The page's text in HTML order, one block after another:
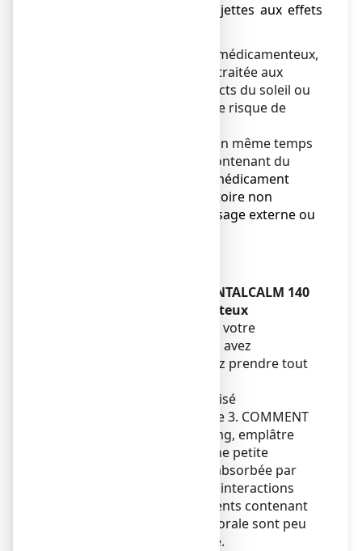
elles sont davantage sujettes aux effets
Après retrait de l'emplâtre médicamenteux,
évitez d'exposer la surface traitée aux
rayonnements (rayons directs du soleil ou
cabine UV) afin de réduire le risque de
N'utilisez pas ANTALCALM en même temps
qu'un autre médicament contenant du
un autre médicament
analgésique anti-inflammatoire non
stéroïdien, qu'ils soient à usage externe ou
Autres médicaments et ANTALCALM 140
mg, emplâtre médicamenteux
Informez votre médecin ou votre
pharmacien si vous prenez, avez
récemment pris ou pourriez prendre tout
est utilisé
correctement (voir rubrique 3. COMMENT
UTILISER ANTALCALM 140 mg, emplâtre
médicamenteux ?), seule une petite
quantité de diclofénac est absorbée par
l'organisme, si bien que les interactions
décrites pour les médicaments contenant
du diclofénac pris par voie orale sont peu
susceptibles de se produire.